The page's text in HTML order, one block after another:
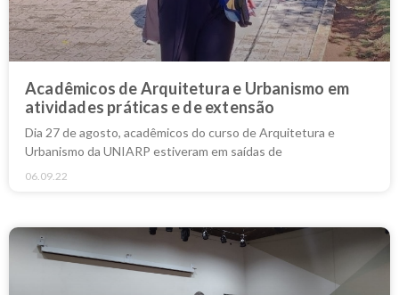
Acadêmicos de Arquitetura e Urbanismo em
atividades práticas e de extensão
Dia 27 de agosto, acadêmicos do curso de Arquitetura e
Urbanismo da UNIARP estiveram em saídas de
06.09.22